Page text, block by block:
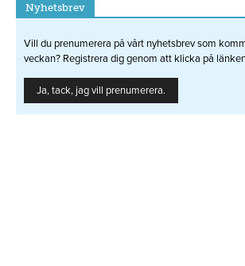
Nyhetsbrev
Vill du prenumerera på vårt nyhetsbrev som
veckan? Registrera dig genom att klicka på
Ja, tack, jag vill prenumerera.